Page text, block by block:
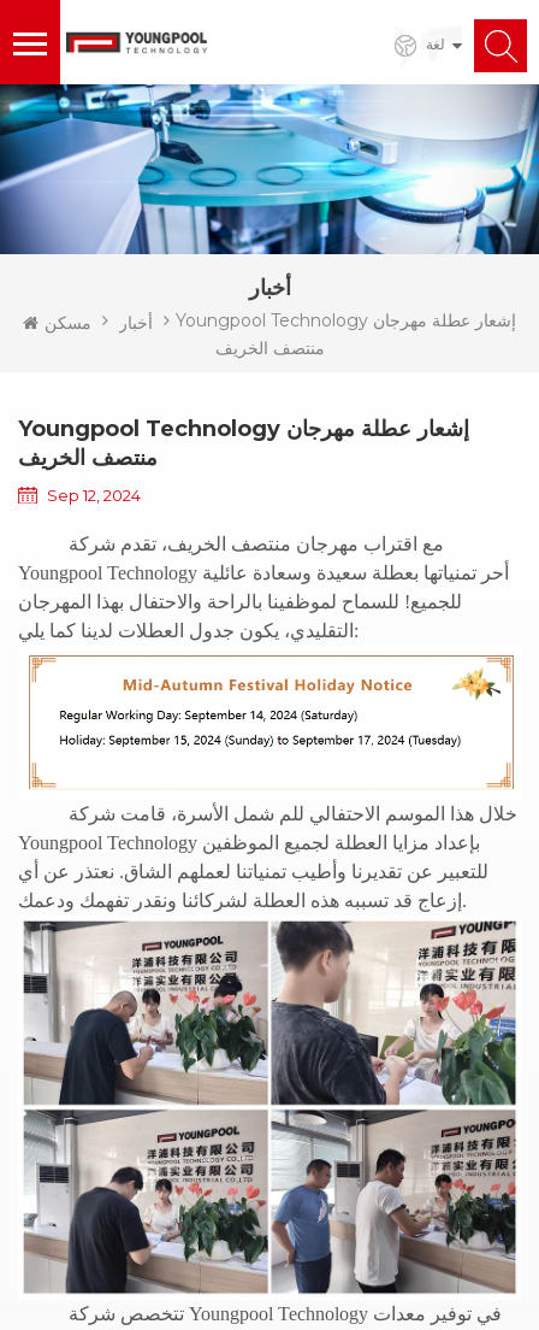
لغة
أخبار
مسكن أخبار
Youngpool Technology إشعار عطلة مهرجان
منتصف الخريف
Youngpool Technology إشعار عطلة مهرجان
منتصف الخريف
Sep 12, 2024
مع اقتراب مهرجان منتصف الخريف، تقدم شركة
Youngpool Technology أحر تمنياتها بعطلة سعيدة وسعادة عائلية
للجميع! للسماح لموظفينا بالراحة والاحتفال بهذا المهرجان
التقليدي، يكون جدول العطلات لدينا كما يلي:
خلال هذا الموسم الاحتفالي للم شمل الأسرة، قامت شركة
Youngpool Technology بإعداد مزايا العطلة لجميع الموظفين
للتعبير عن تقديرنا وأطيب تمنياتنا لعملهم الشاق. نعتذر عن أي
إزعاج قد تسببه هذه العطلة لشركائنا ونقدر تفهمك ودعمك.
تتخصص شركة Youngpool Technology في توفير معدات